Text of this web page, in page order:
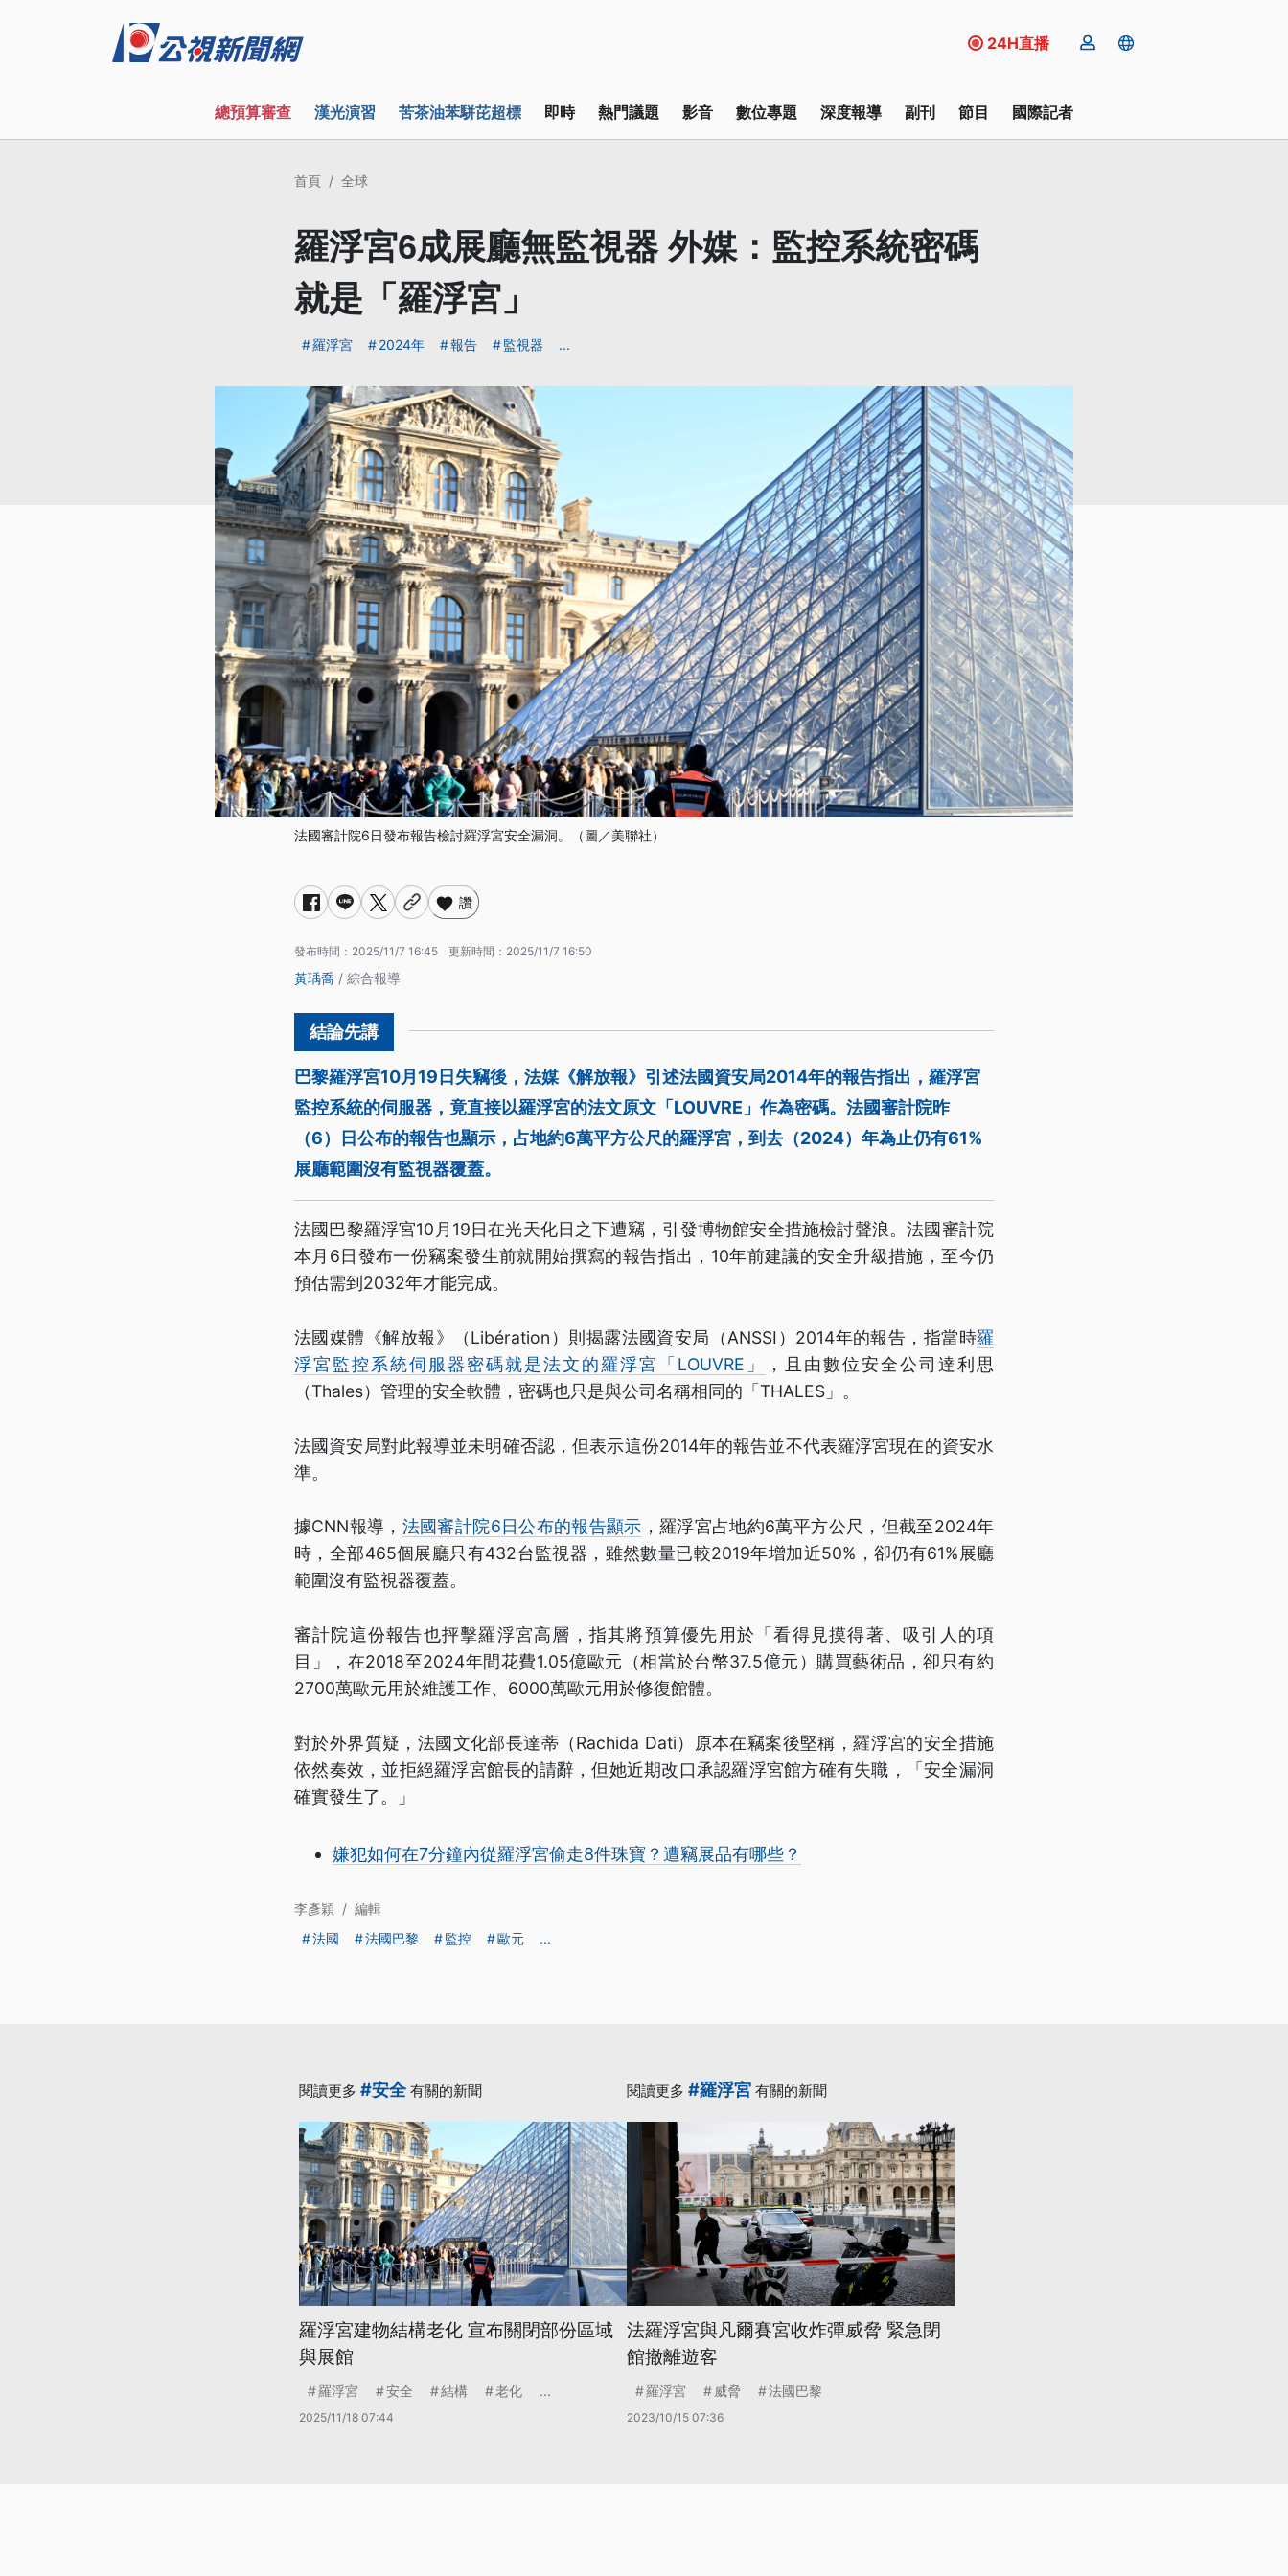
24H直播
總預算審查 漢光演習 苦茶油苯駢芘超標 即時 熱門議題 影音 數位專題 深度報導 副刊 節目 國際記者
首頁 全球
羅浮宮6成展廳無監視器 外媒：監控系統密碼
就是「羅浮宮」
羅浮宮 2024年 報告 監視器 ...
法國審計院6日發布報告檢討羅浮宮安全漏洞。（圖／美聯社）
讚
發布時間： 2025/11/7 16:45 更新時間： 2025/11/7 16:50
黃瑀喬 / 綜合報導
巴黎羅浮宮10月19日失竊後，法媒《解放報》引述法國資安局2014年的報告指出，羅浮宮
監控系統的伺服器，竟直接以羅浮宮的法文原文「LOUVRE」作為密碼。法國審計院昨
（6）日公布的報告也顯示，占地約6萬平方公尺的羅浮宮，到去（2024）年為止仍有61%
展廳範圍沒有監視器覆蓋。
法國巴黎羅浮宮10月19日在光天化日之下遭竊，引發博物館安全措施檢討聲浪。法國審計院
本月6日發布一份竊案發生前就開始撰寫的報告指出，10年前建議的安全升級措施，至今仍
預估需到2032年才能完成。
法國媒體《解放報》（Libération）則揭露法國資安局（ANSSI）2014年的報告，指當時羅
浮宮監控系統伺服器密碼就是法文的羅浮宮「LOUVRE」
，且由數位安全公司達利思
（Thales）管理的安全軟體，密碼也只是與公司名稱相同的「THALES」。
法國資安局對此報導並未明確否認，但表示這份2014年的報告並不代表羅浮宮現在的資安水
準。
據CNN報導， 法國審計院6日公布的報告顯示 ，羅浮宮占地約6萬平方公尺，但截至2024年
時，全部465個展廳只有432台監視器，雖然數量已較2019年增加近50%，卻仍有61%展廳
範圍沒有監視器覆蓋。
審計院這份報告也抨擊羅浮宮高層，指其將預算優先用於「看得見摸得著、吸引人的項
目」，在2018至2024年間花費1.05億歐元（相當於台幣37.5億元）購買藝術品，卻只有約
2700萬歐元用於維護工作、6000萬歐元用於修復館體。
對於外界質疑，法國文化部長達蒂（Rachida Dati）原本在竊案後堅稱，羅浮宮的安全措施
依然奏效，並拒絕羅浮宮館長的請辭，但她近期改口承認羅浮宮館方確有失職，「安全漏洞
確實發生了。」
嫌犯如何在7分鐘內從羅浮宮偷走8件珠寶？遭竊展品有哪些？
李彥穎 / 編輯
法國
法國巴黎 監控 歐元 ...
閱讀更多 #安全有關的新聞
羅浮宮建物結構老化 宣布關閉部份區域
與展館
羅浮宮 安全 結構 老化 ...
2025/11/18 07:44
閱讀更多 #羅浮宮 有關的新聞
法羅浮宮與凡爾賽宮收炸彈威脅 緊急閉
館撤離遊客
羅浮宮 威脅 法國巴黎
2023/10/15 07:36